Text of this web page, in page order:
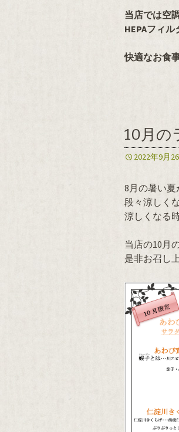
当店では空
HEPAフィ
快適なお食
10月の
2022年9月
8月の暑い夏
段々涼しく
涼しくなる
当店の10月
是非お召し